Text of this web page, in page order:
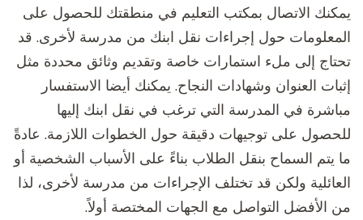
يمكنك الاتصال بمكتب التعليم في منطقتك للحصول على
المعلومات حول إجراءات نقل ابنك من مدرسة لأخرى. قد
تحتاج إلى ملء استمارات خاصة وتقديم وثائق محددة مثل
إثبات العنوان وشهادات النجاح. يمكنك أيضا الاستفسار
مباشرة في المدرسة التي ترغب في نقل ابنك إليها
للحصول على توجيهات دقيقة حول الخطوات اللازمة. عادةً
ما يتم السماح بنقل الطلاب بناءً على الأسباب الشخصية أو
العائلية ولكن قد تختلف الإجراءات من مدرسة لأخرى، لذا
من الأفضل التواصل مع الجهات المختصة أولاً.